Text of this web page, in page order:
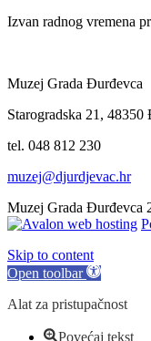
Izvan radnog vremena
Muzej Grada Đurđevca
Starogradska 21, 48350
tel. 048 812 230
muzej@djurdjevac.hr
Muzej Grada Đurđevca
Skip to content
Open toolbar
Alat za pristupačnost
Povećaj tekst